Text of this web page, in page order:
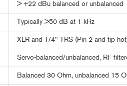
> +22 dBu balanced or unbalanced
Typically >50 dB at 1 kHz
XLR and 1/4" TRS (Pin 2 and tip
Servo-balanced/unbalanced, RF
Balanced 30 Ohm, unbalanced 15